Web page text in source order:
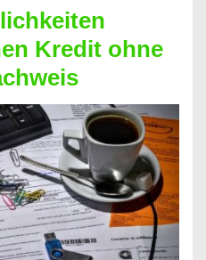
Kredit ohne